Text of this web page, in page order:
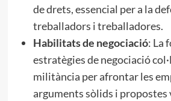
de drets, essencial per a la
treballadors i treballadores.
Habilitats de negociació: La
estratègies de negociació
militància per afrontar les
arguments sòlids i propostes